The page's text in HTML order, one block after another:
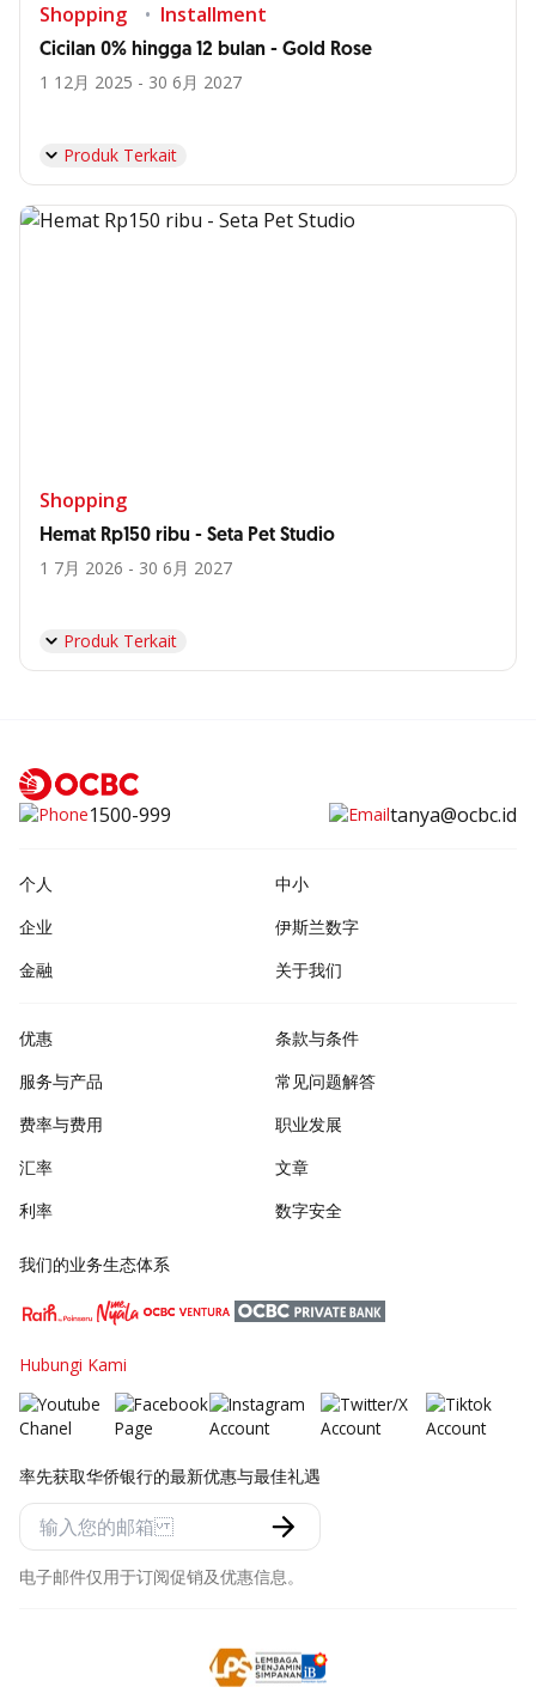
Shopping Installment
Cicilan 0% hingga 12 bulan - Gold Rose
1 12月 2025 - 30 6月 2027
Produk Terkait
Shopping
Hemat Rp150 ribu - Seta Pet Studio
1 7月 2026 - 30 6月 2027
Produk Terkait
1500-999 tanya@ocbc.id
个人
中小
企业
伊斯兰数字
金融
关于我们
优惠
服务与产品
费率与费用
汇率
利率
条款与条件
常见问题解答
职业发展
文章
数字安全
我们的业务生态体系
Hubungi Kami
率先获取华侨银行的最新优惠与最佳礼遇
电子邮件仅用于订阅促销及优惠信息。